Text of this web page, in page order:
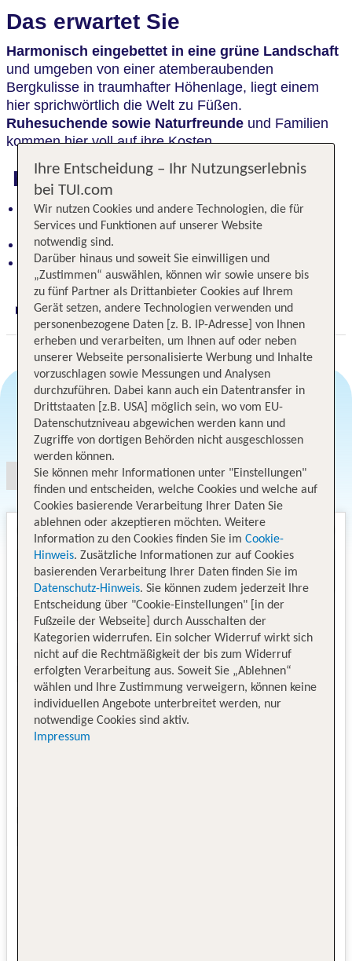
Das erwartet Sie
Harmonisch eingebettet in eine grüne Landschaft
und umgeben von einer atemberaubenden
Bergkulisse in traumhafter Höhenlage, liegt einem
hier sprichwörtlich die Welt zu Füßen.
Ruhesuchende sowie Naturfreunde und Familien
kommen hier voll auf ihre Kosten.
Highlights
Hotel mit gemütlichem Komfort im Sommer wie im
Winter
Ausgezeichnete Genusswirtküche
Saunaoase und Hallenbad
Digitaler und telefonischer 24/7 TUI Service
Angebotsauswahl
Ihre Entscheidung – Ihr Nutzungserlebnis
bei TUI.com
Wir nutzen Cookies und andere Technologien, die für
Services und Funktionen auf unserer Website
notwendig sind.
Darüber hinaus und soweit Sie einwilligen und
„Zustimmen“ auswählen, können wir sowie unsere bis
zu fünf Partner als Drittanbieter Cookies auf Ihrem
Gerät setzen, andere Technologien verwenden und
personenbezogene Daten [z. B. IP-Adresse] von Ihnen
erheben und verarbeiten, um Ihnen auf oder neben
unserer Webseite personalisierte Werbung und Inhalte
vorzuschlagen sowie Messungen und Analysen
durchzuführen. Dabei kann auch ein Datentransfer in
Drittstaaten [z.B. USA] möglich sein, wo vom EU-
Datenschutzniveau abgewichen werden kann und
Zugriffe von dortigen Behörden nicht ausgeschlossen
werden können.
Sie können mehr Informationen unter "Einstellungen"
finden und entscheiden, welche Cookies und welche auf
Cookies basierende Verarbeitung Ihrer Daten Sie
ablehnen oder akzeptieren möchten. Weitere
Information zu den Cookies finden Sie im Cookie-
Hinweis. Zusätzliche Informationen zur auf Cookies
basierenden Verarbeitung Ihrer Daten finden Sie im
Datenschutz-Hinweis. Sie können zudem jederzeit Ihre
Entscheidung über "Cookie-Einstellungen" [in der
Fußzeile der Webseite] durch Ausschalten der
Kategorien widerrufen. Ein solcher Widerruf wirkt sich
nicht auf die Rechtmäßigkeit der bis zum Widerruf
erfolgten Verarbeitung aus. Soweit Sie „Ablehnen“
wählen und Ihre Zustimmung verweigern, können keine
individuellen Angebote unterbreitet werden, nur
notwendige Cookies sind aktiv.
Impressum